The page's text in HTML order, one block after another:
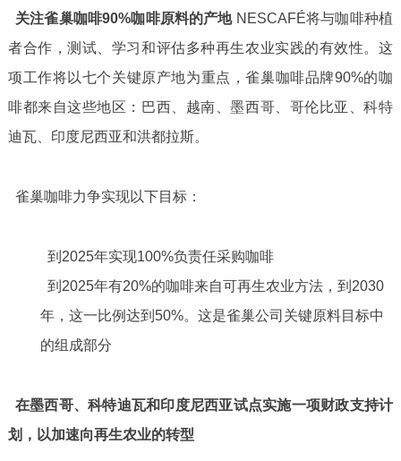
关注雀巢咖啡90%咖啡原料的产地NESCAFÉ将与咖啡种植
者合作，测试、学习和评估多种再生农业实践的有效性。这
项工作将以七个关键原产地为重点，雀巢咖啡品牌90%的咖
啡都来自这些地区：巴西、越南、墨西哥、哥伦比亚、科特
迪瓦、印度尼西亚和洪都拉斯。
雀巢咖啡力争实现以下目标：
到2025年实现100%负责任采购咖啡
到2025年有20%的咖啡来自可再生农业方法，到2030
年，这一比例达到50%。这是雀巢公司关键原料目标中
的组成部分
在墨西哥、科特迪瓦和印度尼西亚试点实施一项财政支持计
划，以加速向再生农业的转型